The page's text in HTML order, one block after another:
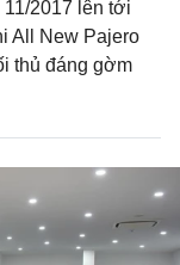
2017 lên tới
All New Pajero
thủ đáng gờm